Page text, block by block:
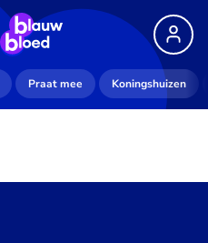
Praat mee Koningshuizen